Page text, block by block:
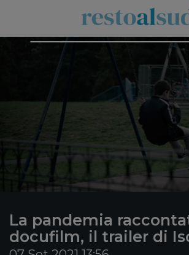
La pandemia
docufilm, il trailer di